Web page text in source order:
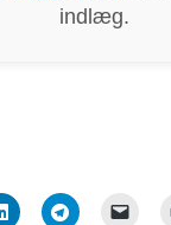
indlæg.